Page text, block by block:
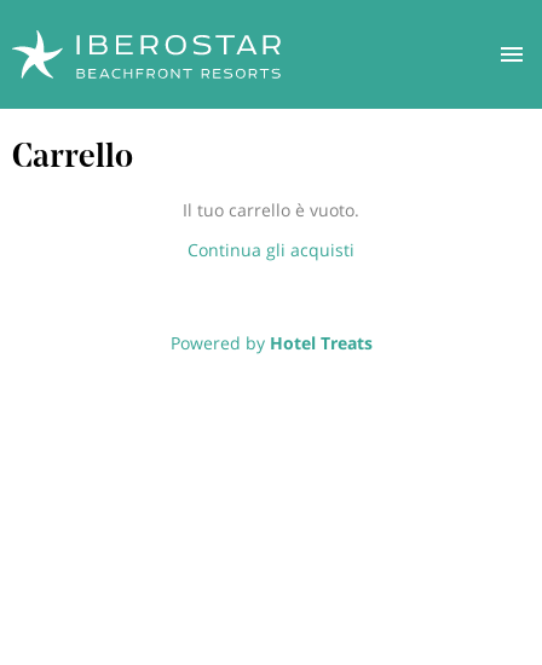
alCarrello
Il tuo carrello è vuoto.
Continua gli acquisti
Powered by Hotel Treats